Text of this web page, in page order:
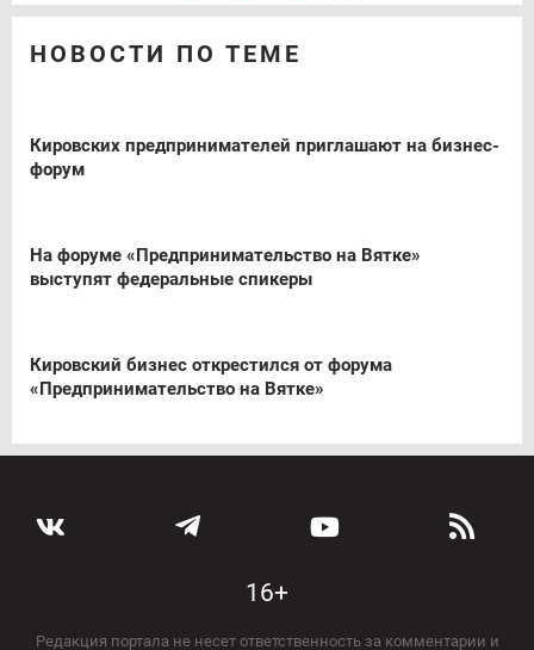
НОВОСТИ ПО ТЕМЕ
Кировских предпринимателей приглашают на бизнес-
форум
На форуме «Предпринимательство на Вятке»
выступят федеральные спикеры
Кировский бизнес открестился от форума
«Предпринимательство на Вятке»
16+
Редакция портала не несет ответственность за комментарии и